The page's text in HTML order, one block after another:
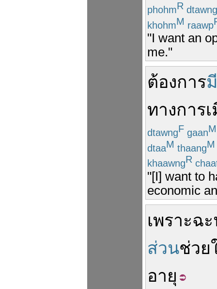
phohmR dtawng
khohmM raawp
"I want an
me."
ต้องการ
ทางการ
dtawngF gaanM
dtaaM thaangM
khaawngR
"[I] want to
economic
เพราะฉ
ส่วนช่วย
อายุ